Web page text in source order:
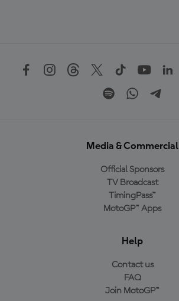
Media & Commercial
Official Sponsors
TV Broadcast
TimingPass™
MotoGP™ Apps
Help
Contact us
FAQ
Join MotoGP™